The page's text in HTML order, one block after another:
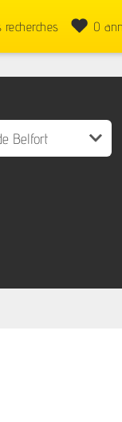
recherches 0